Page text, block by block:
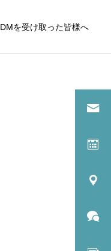
DMを受け取った皆様へ